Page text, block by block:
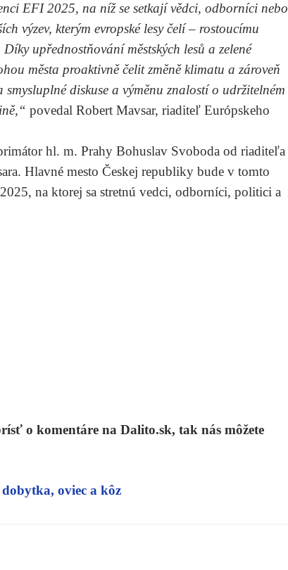
EFI 2025, na níž se setkají vědci, odborníci nebo
výzev, kterým evropské lesy čelí – rostoucímu
upřednostňování městských lesů a zelené
města proaktivně čelit změně klimatu a zároveň
diskuse a výměnu znalostí o udržitelném
povedal Robert Mavsar, riaditeľ Európskeho
hl. m. Prahy Bohuslav Svoboda od riaditeľa
Hlavné mesto Českej republiky bude v tomto
na ktorej sa stretnú vedci, odborníci, politici a
o komentáre na Dalito.sk, tak nás môžete
oviec a kôz